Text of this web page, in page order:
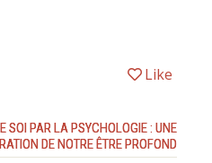
Like
SOI PAR LA PSYCHOLOGIE : UNE
DE NOTRE ÊTRE PROFOND